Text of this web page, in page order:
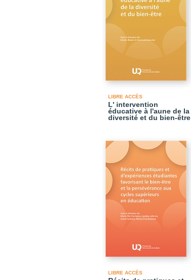
LIBRE ACCÈS
L' intervention
éducative à l'aune de la
diversité et du bien-être
LIBRE ACCÈS